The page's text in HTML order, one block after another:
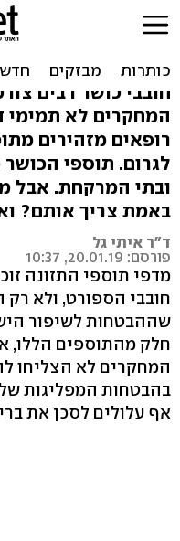
האם תוספי
מקיימים
חובבי כושר רבים
המחקרים לא תמימי
רופאים מזהירים
לגרום. תוספי
ובתי המרקחת. אבל
באמת צריך אותם?
ד"ר איתי גל
פורסם: 20.01.19, 10:37
מדפי תוספי התזונה
חובבי הספורט, ולא
שההבטחות לשיפור
חלק מהתוספים הללו,
המחקרים לא הצליחו
בהבטחות המפליגות
אף עלולים לסכן את